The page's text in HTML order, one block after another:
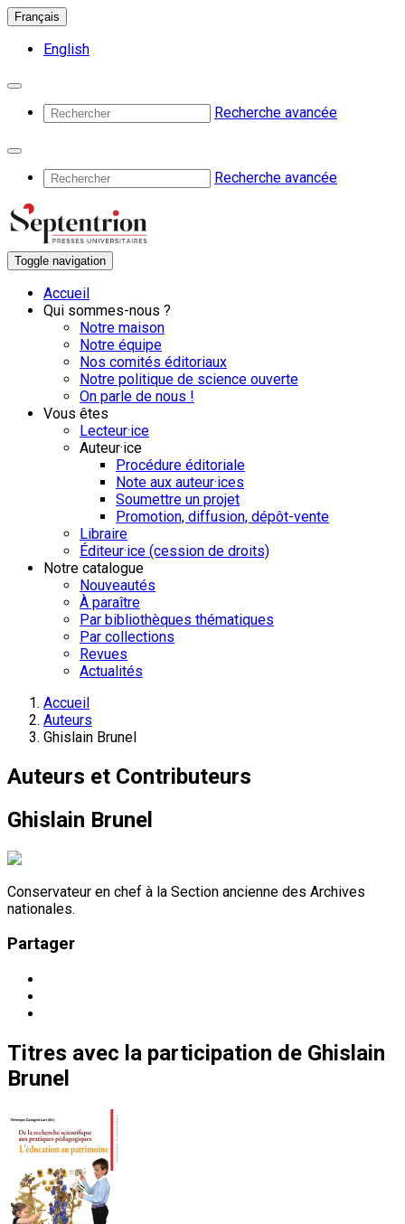
Français
English
Recherche avancée
Recherche avancée
Toggle navigation
Accueil
Qui sommes-nous ?
Notre maison
Notre équipe
Nos comités éditoriaux
Notre politique de science ouverte
On parle de nous !
Vous êtes
Lecteur·ice
Auteur·ice
Procédure éditoriale
Note aux auteur·ices
Soumettre un projet
Promotion, diffusion, dépôt-vente
Libraire
Éditeur·ice (cession de droits)
Notre catalogue
Nouveautés
À paraître
Par bibliothèques thématiques
Par collections
Revues
Actualités
Accueil
Auteurs
Ghislain Brunel
Auteurs et Contributeurs
Ghislain Brunel
Conservateur en chef à la Section ancienne des Archives
nationales.
Partager
Titres avec la participation de Ghislain
Brunel